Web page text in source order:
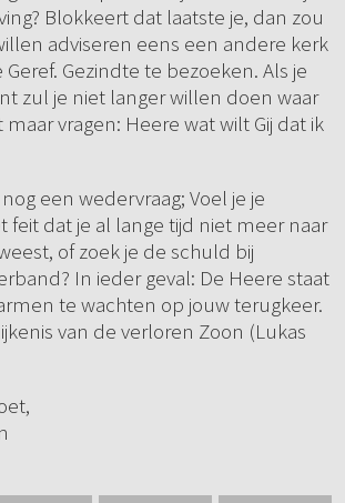
Blokkeert dat laatste je, dan zou
adviseren eens een andere kerk
Gezindte te bezoeken. Als je
zul je niet langer willen doen waar
vragen: Heere wat wilt Gij dat ik
een wedervraag; Voel je je
feit dat je al lange tijd niet meer naar
of zoek je de schuld bij
In ieder geval: De Heere staat
te wachten op jouw terugkeer.
van de verloren Zoon (Lukas